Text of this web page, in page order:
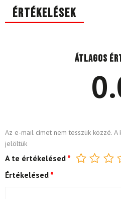
Értékelések
Átlagos
Az e-mail címet nem tesszük közzé. A
jelöltük
A te értékelésed *
Értékelésed *